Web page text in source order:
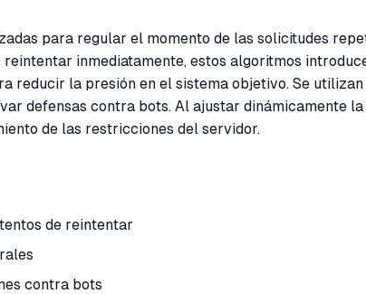
para regular el momento de las solicitudes
inmediatamente, estos algoritmos
la presión en el sistema objetivo. Se
defensas contra bots. Al ajustar dinámicamente
de las restricciones del servidor.
de reintentar
contra bots